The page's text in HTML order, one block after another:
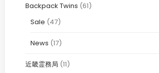
Backpack Twins (61)
Sale (47)
News (17)
近畿霊務局 (11)